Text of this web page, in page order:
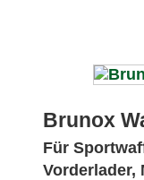
Brunox
Für
Vorderlader,